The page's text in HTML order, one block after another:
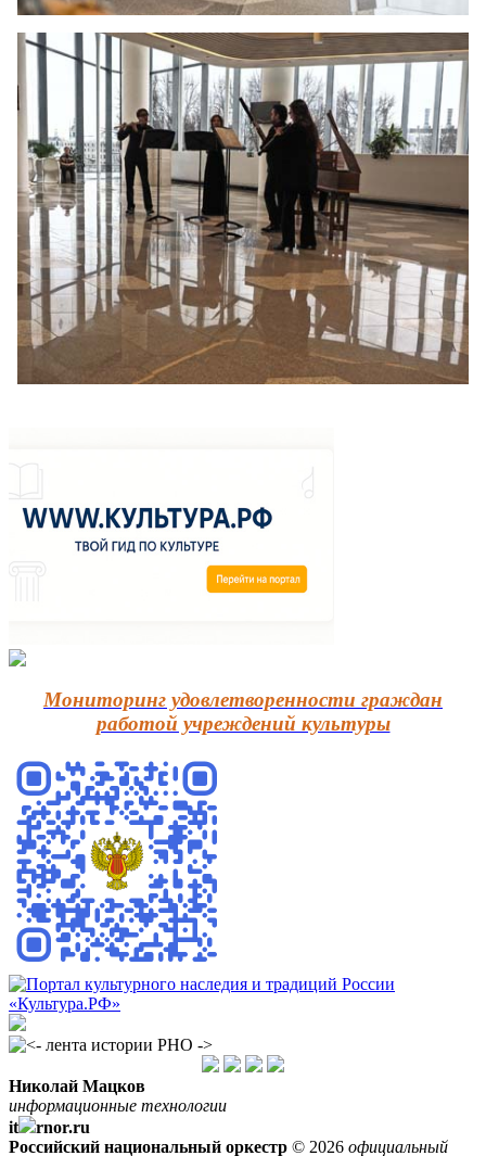
Мониторинг удовлетворенности граждан
работой учреждений культуры
Николай Мацков
информационные технологии
it
rnor.ru
Российский национальный оркестр © 2026 официальный